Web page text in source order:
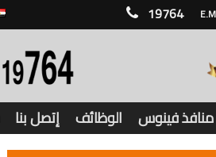
19764
منافذ فينوس الوظائف إتصل بنا